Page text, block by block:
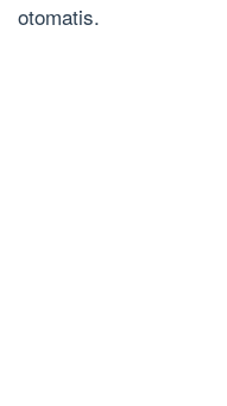
otomatis.